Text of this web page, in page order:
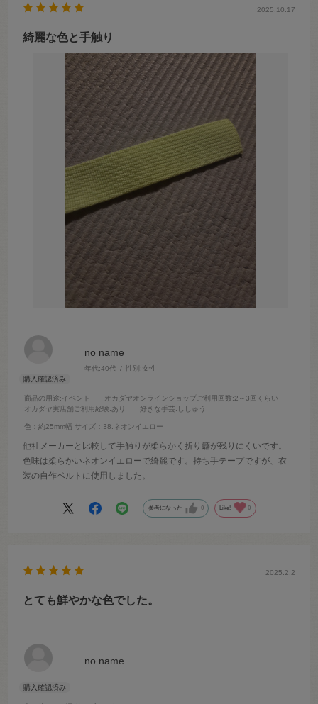
no name
年代:40代 性別:女性
商品の用途:イベント オカダヤオンラインショップご利用回数:2～3回くらい
オカダヤ実店舗ご利用経験:あり 好きな手芸:ししゅう
色：約25mm幅 サイズ：38.ネオンイエロー
2025.10.17
綺麗な色と手触り
他社メーカーと比較して手触りが柔らかく折り癖が残りにくいです。
色味は柔らかいネオンイエローで綺麗です。持ち手テープですが、衣
装の自作ベルトに使用しました。
参考になった 0 Like! 0
no name
2025.2.2
とても鮮やかな色でした。